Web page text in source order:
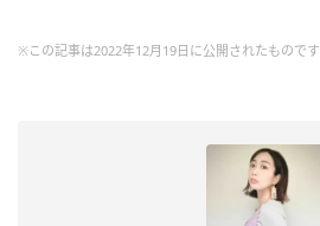
※この記事は2022年12月19日に公開されたものです